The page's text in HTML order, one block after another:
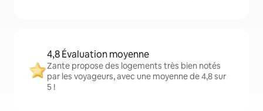
4,8 Évaluation moyenne
Zante propose des logements très bien notés
par les voyageurs, avec une moyenne de 4,8 sur
5 !